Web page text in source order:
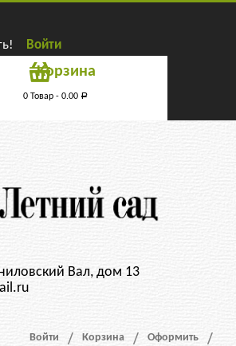
Войти
Корзина
0 Товар - 0.00 Р
Вал, дом 13
Войти Корзина Оформить